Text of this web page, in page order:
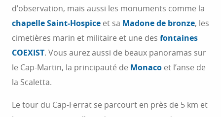
d’observation, mais aussi les monuments comme la
chapelle Saint-Hospice et sa Madone de bronze, les
cimetières marin et militaire et une des fontaines
COEXIST. Vous aurez aussi de beaux panoramas sur
le Cap-Martin, la principauté de Monaco et l’anse de
la Scaletta.
Le tour du Cap-Ferrat se parcourt en près de 5 km et